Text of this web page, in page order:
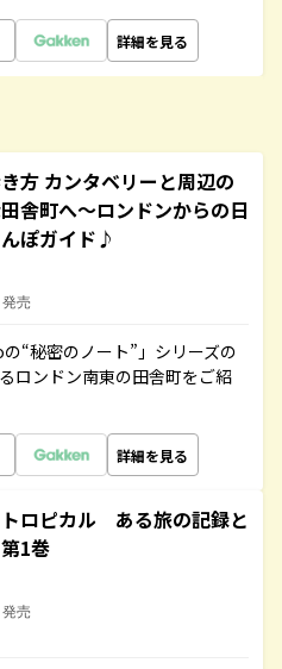
詳細を見る
方 カンタベリーと周辺の
舎町へ～ロンドンからの日
ぽガイド♪
売
“秘密のノート”」シリーズの
ロンドン南東の田舎町をご紹
詳細を見る
ロピカル ある旅の記録と
1巻
売